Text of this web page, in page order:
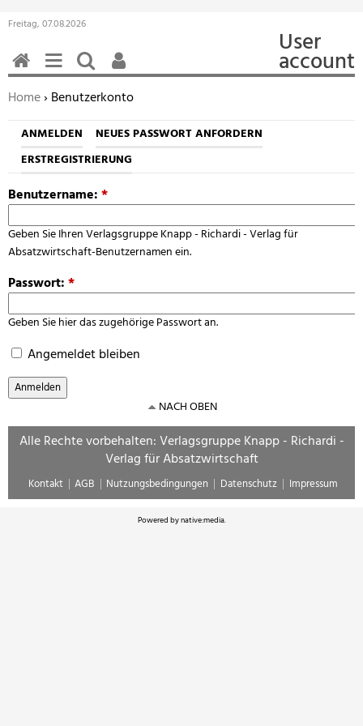
Freitag, 07.08.2026
User
account
Sie befinden sich hier:
Home› Benutzerkonto
ANMELDEN
NEUES PASSWORT ANFORDERN
ERSTREGISTRIERUNG
Benutzername:*
Geben Sie Ihren Verlagsgruppe Knapp - Richardi - Verlag für
Absatzwirtschaft-Benutzernamen ein.
Passwort:*
Geben Sie hier das zugehörige Passwort an.
Angemeldet bleiben
HOMEMENÜSUCHEN
BENUTZERFUNKTIONEN
NACH OBEN
Alle Rechte vorbehalten: Verlagsgruppe Knapp - Richardi -
Verlag für Absatzwirtschaft
Kontakt AGB Nutzungsbedingungen Datenschutz Impressum
Powered bynative:media.